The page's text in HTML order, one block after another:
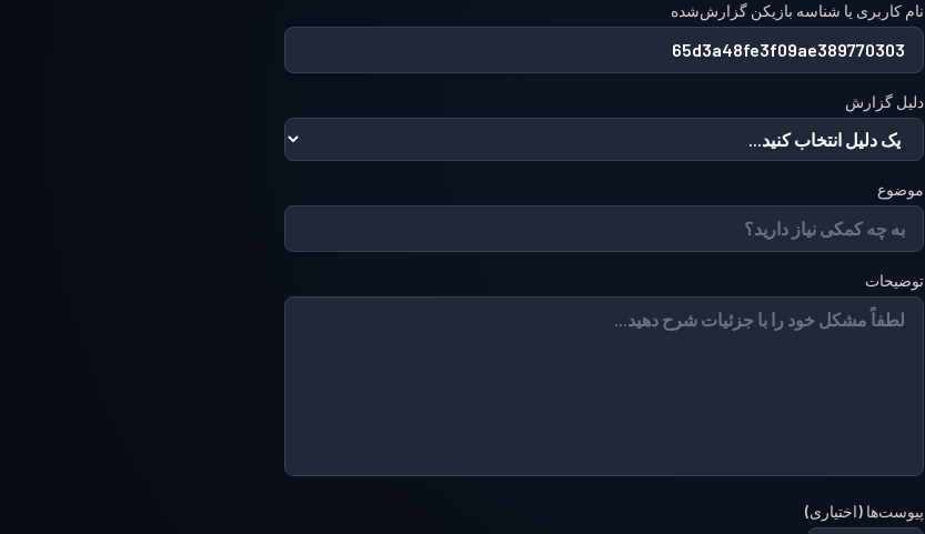
نام کاربری یا شناسه بازیکن گزارش‌شده
دلیل گزارش
موضوع
توضیحات
پیوست‌ها (اختیاری)